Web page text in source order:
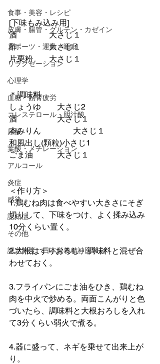
食事・美容・レシピ
皮膚・腸管・グルテン・カゼイン
スポーツ・運動・睡眠
リラクゼーション
心理学
血糖・副腎疲労
コレステロール・胆汁酸
尿酸
葉酸・メチレーション
アルコール
炎症
感染
認知症
その他
認定制度 日本栄養精神医学会
[下味もみ込み用]
酒　　　　大さじ１
酢　　　　大さじ１
片栗粉　　大さじ１
＊調味料
しょうゆ　　大さじ2
酒　　　　　大さじ１
本みりん　　　　大さじ１
和風出し(顆粒)小さじ1
ごま油　　　大さじ１
＜作り方＞
1.鶏むね肉は食べやすい大きさにそぎ
切りして、下味をつけ、よく揉み込み
10分くらい置く。
2.大根はすりおろし、調味料と混ぜ合
わせておく。
3.フライパンにごま油をひき、鶏むね
肉を中火で炒める。両面こんがりと色
づいたら、調味料と大根おろしを入れ
て3分くらい弱火で煮る。
4.器に盛って、ネギを乗せて出来上が
り。